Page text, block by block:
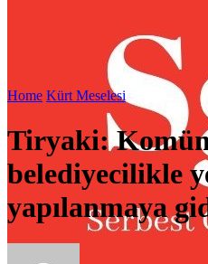
Home Kürt Meselesi
Tiryaki:
belediyecilikle
yapılanmaya